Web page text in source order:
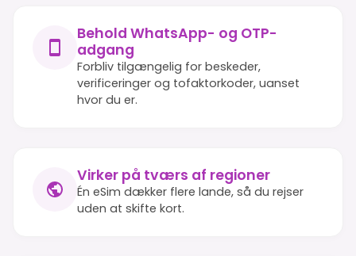
Behold WhatsApp- og OTP-
adgang
Forbliv tilgængelig for beskeder,
verificeringer og tofaktorkoder, uanset
hvor du er.
Virker på tværs af regioner
Én eSim dækker flere lande, så du rejser
uden at skifte kort.